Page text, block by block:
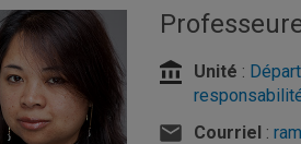
Unité :
Courriel :